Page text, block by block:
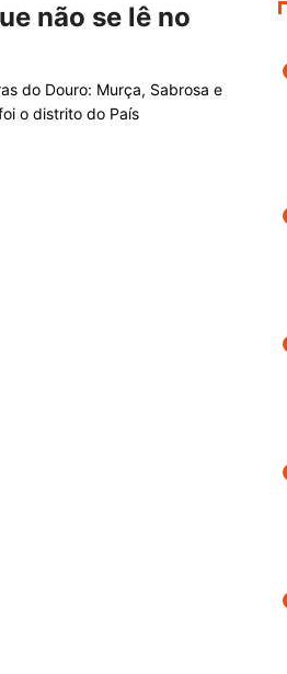
não se lê no
do Douro: Murça, Sabrosa e
o distrito do País